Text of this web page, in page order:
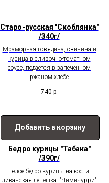
Старо-русская "Скоблянка"
/340г/
Мраморная говядина, свинина и
курица в сливочно-томатном
соусе, подается в запеченном
ржаном хлебе
740 р.
Добавить в корзину
Бедро курицы "Табака"
/390г/
Целое бедро курицы на кости,
ливанская лепешка, "Чимичурри"